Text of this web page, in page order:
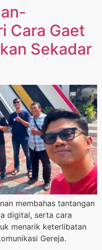
Cara Gaet
Sekadar
membahas tantangan
digital, serta cara
menarik keterlibatan
Gereja.